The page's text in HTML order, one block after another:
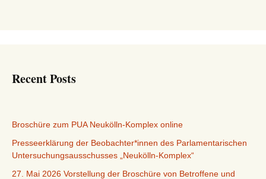
Recent Posts
Broschüre zum PUA Neukölln-Komplex online
Presseerklärung der Beobachter*innen des Parlamentarischen
Untersuchungsausschusses „Neukölln-Komplex“
27. Mai 2026 Vorstellung der Broschüre von Betroffene und